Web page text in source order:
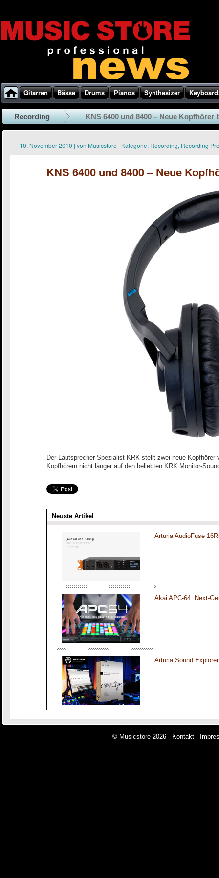
Gitarren Bässe Drums Pianos Synthesizer
Recording KNS 6400 und 8400 – Neue Kopfhörer
10. November 2010 | von Musicstore | Kategorie: Recording, Recording
KNS 6400 und 8400 – Neue
Der Lautsprecher-Spezialist KRK stellt zwei neue
Kopfhörern nicht länger auf den beliebten KRK Monitor-
Neuste Artikel
Arturia AudioFuse
Akai APC-64: Next-
Arturia Sound
© Musicstore 2026 - Kontakt -